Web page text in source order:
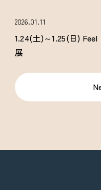
2026.01.11
1.24(土)～1.25(日)
展